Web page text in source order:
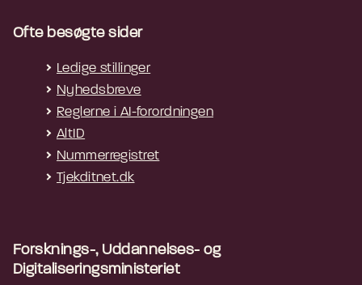
Ofte besøgte sider
Ledige stillinger
Nyhedsbreve
Reglerne i AI-forordningen
AltID
Nummerregistret
Tjekditnet.dk
Forsknings-, Uddannelses- og
Digitaliseringsministeriet